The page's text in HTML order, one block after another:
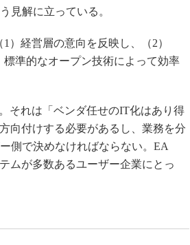
見解に立っている。
経営層の意向を反映し、（2）
準的なオープン技術によって効率
それは「ベンダ任せのIT化はあり得
向付けする必要があるし、業務を分
側で決めなければならない。EA
ムが多数あるユーザー企業にとっ